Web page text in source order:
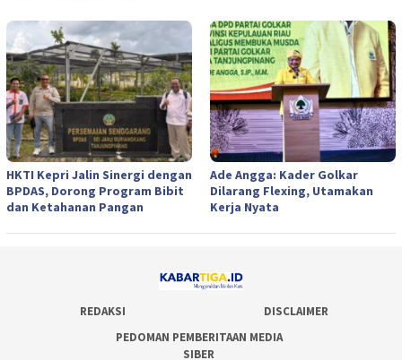
HKTI Kepri Jalin Sinergi dengan
BPDAS, Dorong Program Bibit
dan Ketahanan Pangan
Ade Angga: Kader Golkar
Dilarang Flexing, Utamakan
Kerja Nyata
REDAKSI
DISCLAIMER
PEDOMAN PEMBERITAAN MEDIA
SIBER